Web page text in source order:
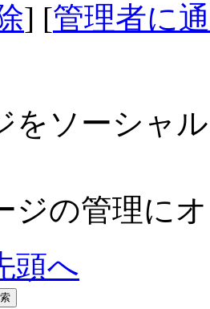
] [管理者に
をソーシャ
ジの管理に
頭へ